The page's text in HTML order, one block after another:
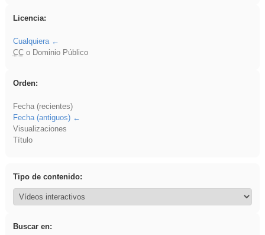
Licencia:
Cualquiera
CCo Dominio Público
Orden:
Fecha (recientes)
Fecha (antiguos)
Visualizaciones
Título
Tipo de contenido:
Buscar en: